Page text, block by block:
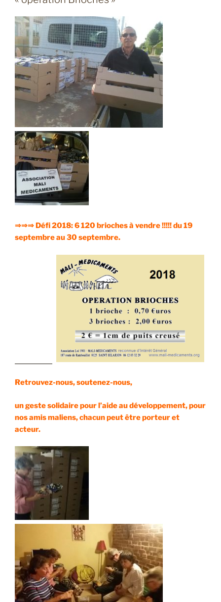
⇒⇒⇒ Défi 2018: 6 120 brioches à vendre !!!!! du 19
septembre au 30 septembre.
Retrouvez-nous, soutenez-nous,
un geste solidaire pour l’aide au développement, pour
nos amis maliens, chacun peut être porteur et
acteur.